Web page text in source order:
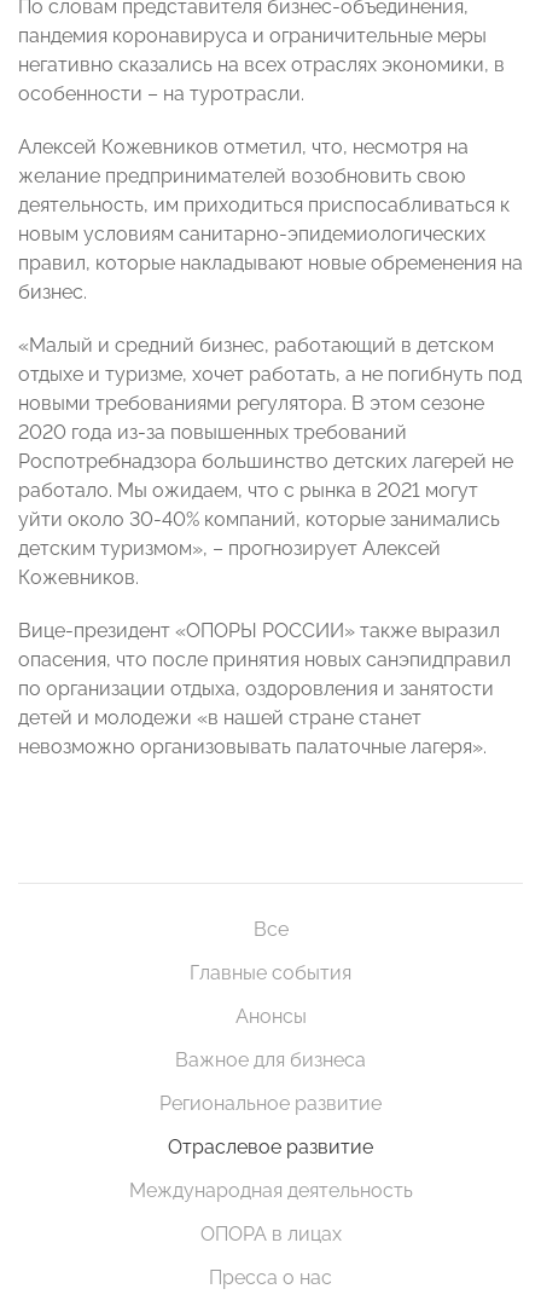
По словам представителя бизнес-объединения,
пандемия коронавируса и ограничительные меры
негативно сказались на всех отраслях экономики, в
особенности – на туротрасли.
Алексей Кожевников отметил, что, несмотря на
желание предпринимателей возобновить свою
деятельность, им приходиться приспосабливаться к
новым условиям санитарно-эпидемиологических
правил, которые накладывают новые обременения на
бизнес.
«Малый и средний бизнес, работающий в детском
отдыхе и туризме, хочет работать, а не погибнуть под
новыми требованиями регулятора. В этом сезоне
2020 года из-за повышенных требований
Роспотребнадзора большинство детских лагерей не
работало. Мы ожидаем, что с рынка в 2021 могут
уйти около 30-40% компаний, которые занимались
детским туризмом», – прогнозирует Алексей
Кожевников.
Вице-президент «ОПОРЫ РОССИИ» также выразил
опасения, что после принятия новых санэпидправил
по организации отдыха, оздоровления и занятости
детей и молодежи «в нашей стране станет
невозможно организовывать палаточные лагеря».
Все
Главные события
Анонсы
Важное для бизнеса
Региональное развитие
Отраслевое развитие
Международная деятельность
ОПОРА в лицах
Пресса о нас